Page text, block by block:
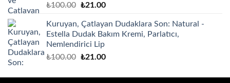
₺100.00 Orijinal
₺100.00.
₺21.00Şu
fiyat:
₺21.00.
Kuruyan, Çatlayan Dudaklara Son: Natural -
Estella Dudak Bakım Kremi, Parlatıcı,
Nemlendirici Lip
₺100.00 Orijinal
₺100.00.
₺21.00Şu
fiyat: